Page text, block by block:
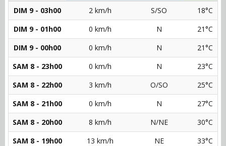
DIM 9 - 03h00
2 km/h S/SO
18°C
DIM 9 - 01h00
0 km/h N
21°C
DIM 9 - 00h00
0 km/h N
21°C
SAM 8 - 23h00
0 km/h N
23°C
SAM 8 - 22h00
3 km/h O/SO
25°C
SAM 8 - 21h00
0 km/h N
27°C
SAM 8 - 20h00
8 km/h N/NE
30°C
SAM 8 - 19h00
13 km/h NE
33°C